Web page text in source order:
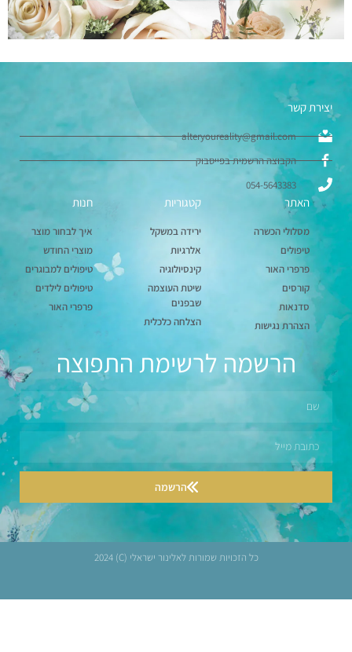
יצירת קשר
alteryoureality@gmail.com
הקבוצה הרשמית בפייסבוק
054-5643383
האתר
מסלולי הכשרה
טיפולים
פרפרי האור
קורסים
סדנאות
הצהרת נגישות
קטגוריות
ירידה במשקל
אלרגיות
קינסיולוגיה
שיטת העוצמה
שבפנים
הצלחה כלכלית
חנות
איך לבחור מוצר
מוצרי החודש
טיפולים למבוגרים
טיפולים לילדים
פרפרי האור
הרשמה לרשימת התפוצה
הרשמה
כל הזכויות שמורות לאלינור ישראלי (C) 2024